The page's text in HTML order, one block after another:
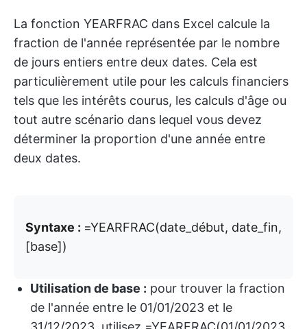
La fonction YEARFRAC dans Excel calcule la
fraction de l'année représentée par le nombre
de jours entiers entre deux dates. Cela est
particulièrement utile pour les calculs financiers
tels que les intérêts courus, les calculs d'âge ou
tout autre scénario dans lequel vous devez
déterminer la proportion d'une année entre
deux dates.
Syntaxe : =YEARFRAC(date_début, date_fin,
[base])
Utilisation de base : pour trouver la fraction
de l'année entre le 01/01/2023 et le